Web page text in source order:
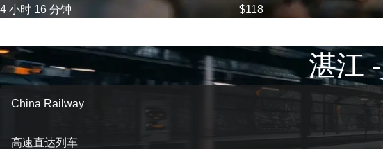
4 小时 16 分钟 $118
湛江
China Railway
高速直达列车